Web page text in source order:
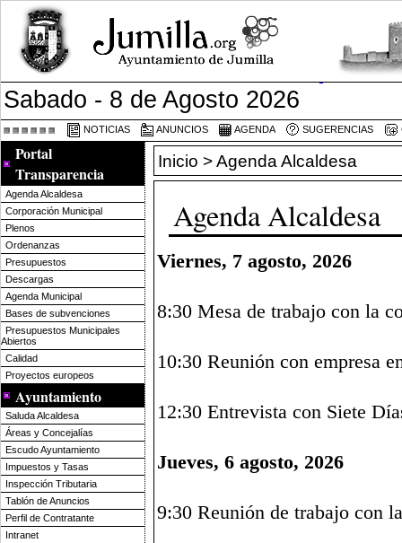
Sabado - 8 de Agosto 2026
NOTICIAS ANUNCIOS AGENDA SUGERENCIAS
Portal
Transparencia
Agenda Alcaldesa
Corporación Municipal
Plenos
Ordenanzas
Presupuestos
Descargas
Agenda Municipal
Bases de subvenciones
Presupuestos Municipales
Abiertos
Calidad
Proyectos europeos
Ayuntamiento
Saluda Alcaldesa
Áreas y Concejalías
Escudo Ayuntamiento
Impuestos y Tasas
Inspección Tributaria
Tablón de Anuncios
Perfil de Contratante
Intranet
Inicio > Agenda Alcaldesa
Agenda Alcaldesa
Viernes, 7 agosto, 2026
8:30 Mesa de trabajo con la
10:30 Reunión con empresa
12:30 Entrevista con Siete
Jueves, 6 agosto, 2026
9:30 Reunión de trabajo con